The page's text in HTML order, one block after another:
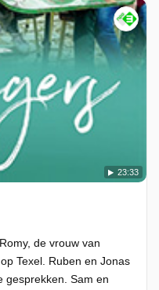
23:33
de vrouw van
Texel. Ruben en Jonas
gesprekken. Sam en